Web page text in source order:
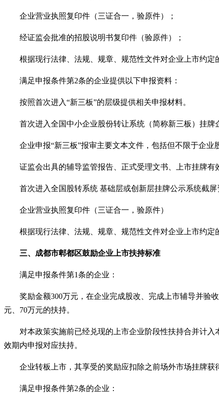
企业营业执照复印件（三证合一，验原件）；
经证监会批准的招股说明书复印件（验原件）；
根据现行法律、法规、规章、规范性文件对企业上市约定
满足申报条件第2条的企业提供以下申报资料：
按照首次进入“新三板”的层级提供相关申报材料。
首次进入全国中小企业股份转让系统（简称新三板）挂牌
企业申报“新三板”报审主要文本文件，包括但不限于企业
证监会出具的辅导监管报告、正式受理文书、上市挂牌有
首次进入全国股转系统 基础层或创新层挂牌公示系统截屏
企业营业执照复印件（三证合一，验原件）
根据现行法律、法规、规章、规范性文件对企业上市约定
三、 成都市郫都区鼓励企业上市扶持标准
满足申报条件第1条的企业：
奖励金额300万元，在企业完成股改、完成上市辅导并验
元、70万元的扶持。
对本政策实施前已经兑现的上市企业阶段性扶持合并计入
效期内申报对应扶持。
企业转板上市，其享受的奖励应扣除之前场外市场挂牌获
满足申报条件第2条的企业：